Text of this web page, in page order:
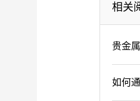
相关
贵金
如何